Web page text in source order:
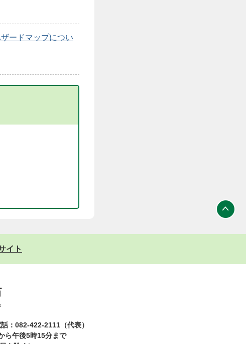
ードマップについ
イト
：082-422-2111（代表）
ら午後5時15分まで